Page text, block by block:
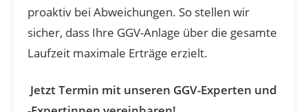
proaktiv bei Abweichungen. So stellen wir
sicher, dass Ihre GGV-Anlage über die gesamte
Laufzeit maximale Erträge erzielt.
Jetzt Termin mit unseren GGV-Experten und